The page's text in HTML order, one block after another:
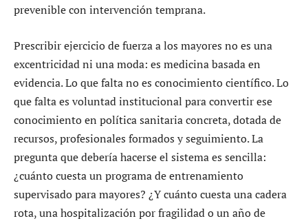
prevenible con intervención temprana.
Prescribir ejercicio de fuerza a los mayores no es una
excentricidad ni una moda: es medicina basada en
evidencia. Lo que falta no es conocimiento científico. Lo
que falta es voluntad institucional para convertir ese
conocimiento en política sanitaria concreta, dotada de
recursos, profesionales formados y seguimiento. La
pregunta que debería hacerse el sistema es sencilla:
¿cuánto cuesta un programa de entrenamiento
supervisado para mayores? ¿Y cuánto cuesta una cadera
rota, una hospitalización por fragilidad o un año de